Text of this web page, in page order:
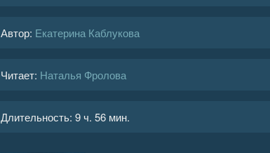
Автор: Екатерина Каблукова
Читает: Наталья Фролова
Длительность: 9 ч. 56 мин.